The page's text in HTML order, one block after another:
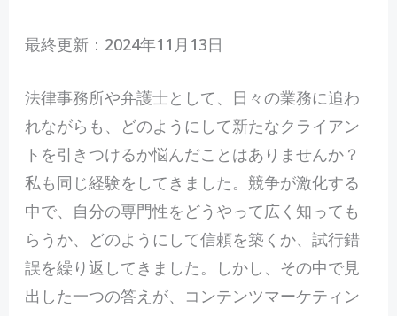
最終更新：2024年11月13日
法律事務所や弁護士として、日々の業務に追わ
れながらも、どのようにして新たなクライアン
トを引きつけるか悩んだことはありませんか？
私も同じ経験をしてきました。競争が激化する
中で、自分の専門性をどうやって広く知っても
らうか、どのようにして信頼を築くか、試行錯
誤を繰り返してきました。しかし、その中で見
出した一つの答えが、コンテンツマーケティン